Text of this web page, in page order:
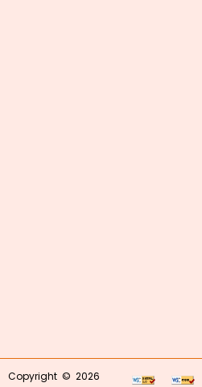
Copyright © 2026